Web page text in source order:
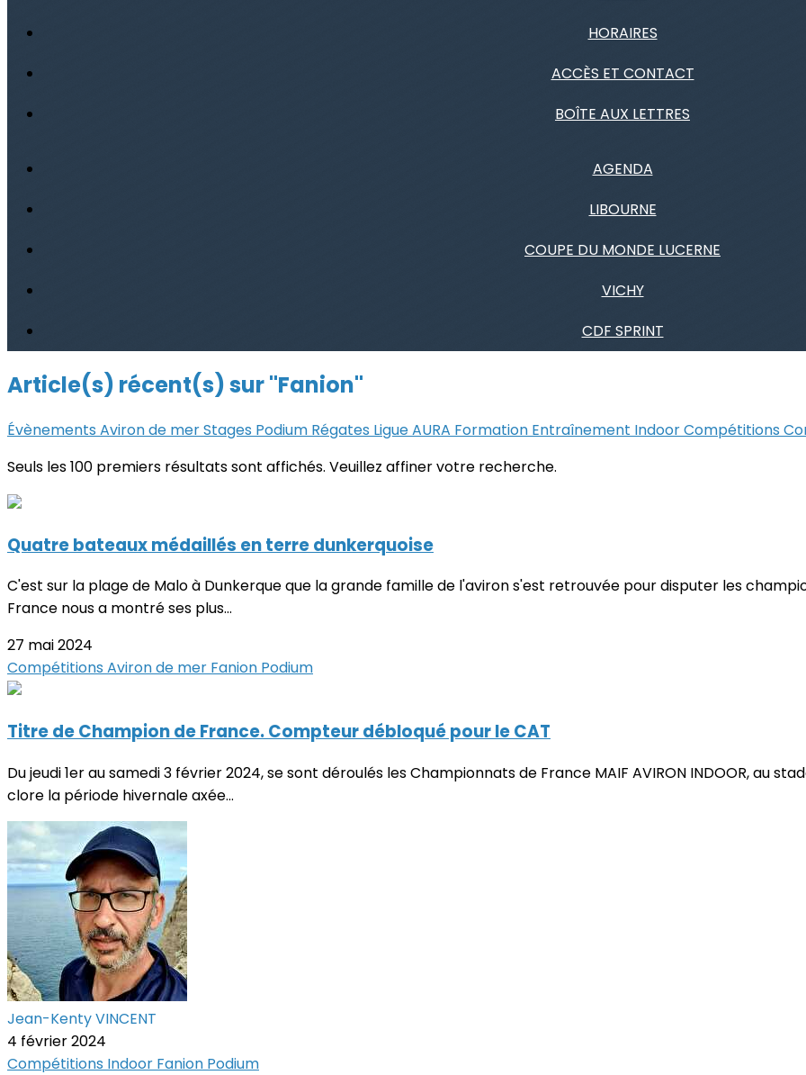
HORAIRES
ACCÈS ET CONTACT
BOÎTE AUX LETTRES
AGENDA
LIBOURNE
COUPE DU MONDE LUCERNE
VICHY
CDF SPRINT
Article(s) récent(s) sur "Fanion"
Évènements Aviron de merStages Podium Régates Ligue AURA Formation Entraînement IndoorCompétitions
Seuls les 100 premiers résultats sont affichés. Veuillez affiner votre recherche.
Quatre bateaux médaillés en terre dunkerquoise
C'est sur la plage de Malo à Dunkerque que la grande famille de l'aviron s'est retrouvée pour disputer les
France nous a montré ses plus...
27 mai 2024
Compétitions Aviron de mer Fanion Podium
Titre de Champion de France. Compteur débloqué pour le CAT
Du jeudi 1er au samedi 3 février 2024, se sont déroulés les Championnats de France MAIF AVIRON INDOOR, au
clore la période hivernale axée...
Jean-Kenty VINCENT
4 février 2024
Compétitions Indoor Fanion Podium